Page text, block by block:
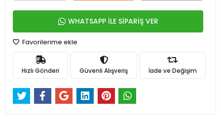
WHATSAPP İLE SİPARİŞ VER
Favorilerime ekle
Hızlı Gönderi Güvenli Alışveriş İade ve Değişim